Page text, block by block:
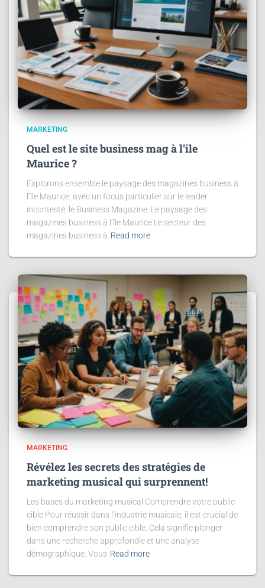
MARKETING
Quel est le site business mag à l’ile
Maurice ?
Explorons ensemble le paysage des magazines business à
l’île Maurice, avec un focus particulier sur le leader
incontesté, le Business Magazine. Le paysage des
magazines business à l’île Maurice Le secteur des
magazines business à Read more
MARKETING
Révélez les secrets des stratégies de
marketing musical qui surprennent!
Les bases du marketing musical Comprendre votre public
cible Pour réussir dans l’industrie musicale, il est crucial de
bien comprendre son public cible. Cela signifie plonger
dans une recherche approfondie et une analyse
démographique. Vous Read more